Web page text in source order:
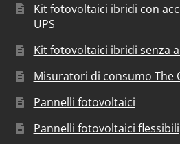
Kit fotovoltaici ibridi con
UPS
Kit fotovoltaici ibridi senza
Misuratori di consumo The
Pannelli fotovoltaici
Pannelli fotovoltaici flessibili